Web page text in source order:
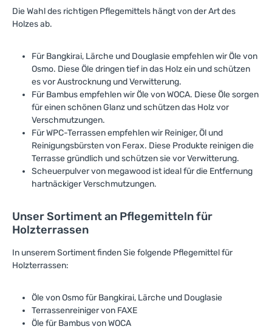
Die Wahl des richtigen Pflegemittels hängt von der Art des
Holzes ab.
Für Bangkirai, Lärche und Douglasie empfehlen wir Öle von
Osmo. Diese Öle dringen tief in das Holz ein und schützen
es vor Austrocknung und Verwitterung.
Für Bambus empfehlen wir Öle von WOCA. Diese Öle sorgen
für einen schönen Glanz und schützen das Holz vor
Verschmutzungen.
Für WPC-Terrassen empfehlen wir Reiniger, Öl und
Reinigungsbürsten von Ferax. Diese Produkte reinigen die
Terrasse gründlich und schützen sie vor Verwitterung.
Scheuerpulver von megawood ist ideal für die Entfernung
hartnäckiger Verschmutzungen.
Unser Sortiment an Pflegemitteln für
Holzterrassen
In unserem Sortiment finden Sie folgende Pflegemittel für
Holzterrassen:
Öle von Osmo für Bangkirai, Lärche und Douglasie
Terrassenreiniger von FAXE
Öle für Bambus von WOCA